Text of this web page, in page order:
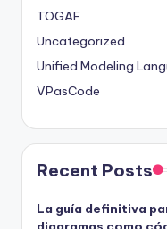
TOGAF
Uncategorized
Unified Modeling
VPasCode
Recent Posts
La guía definitiva